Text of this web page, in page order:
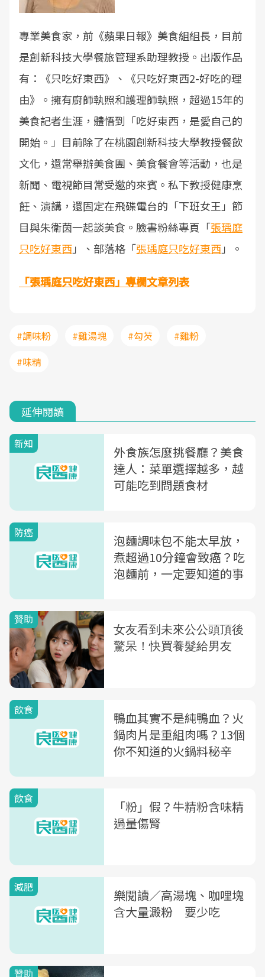
專業美食家，前《蘋果日報》美食組組長，目前
是創新科技大學餐旅管理系助理教授。出版作品
有：《只吃好東西》、《只吃好東西2-好吃的理
由》。擁有廚師執照和護理師執照，超過15年的
美食記者生涯，體悟到「吃好東西，是愛自己的
開始。」目前除了在桃園創新科技大學教授餐飲
文化，還常舉辦美食團、美食餐會等活動，也是
新聞、電視節目常受邀的來賓。私下教授健康烹
飪、演講，還固定在飛碟電台的「下班女王」節
目與朱衛茵一起談美食。臉書粉絲專頁「張瑀庭
只吃好東西」、部落格「張瑀庭只吃好東西」。
「張瑀庭只吃好東西」專欄文章列表
#調味粉 #雞湯塊 #勾芡
#雞粉
#味精
延伸閱讀
新知
外食族怎麼挑餐廳？美食
達人：菜單選擇越多，越
可能吃到問題食材
防癌
泡麵調味包不能太早放，
煮超過10分鐘會致癌？吃
泡麵前，一定要知道的事
飲食
鴨血其實不是純鴨血？火
鍋肉片是重組肉嗎？13個
你不知道的火鍋料秘辛
飲食
「粉」假？牛精粉含味精
過量傷腎
減肥
樂閱讀／高湯塊、咖哩塊
含大量澱粉 要少吃